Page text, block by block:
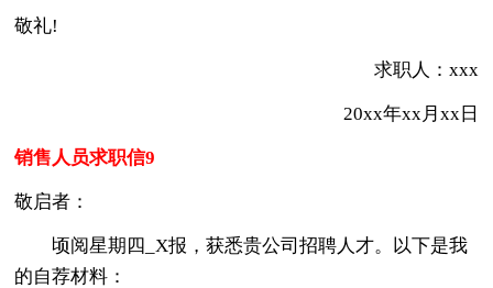
敬礼!
求职人：xxx
20xx年xx月xx日
销售人员求职信9
敬启者：
顷阅星期四_X报，获悉贵公司招聘人才。以下是我
的自荐材料：